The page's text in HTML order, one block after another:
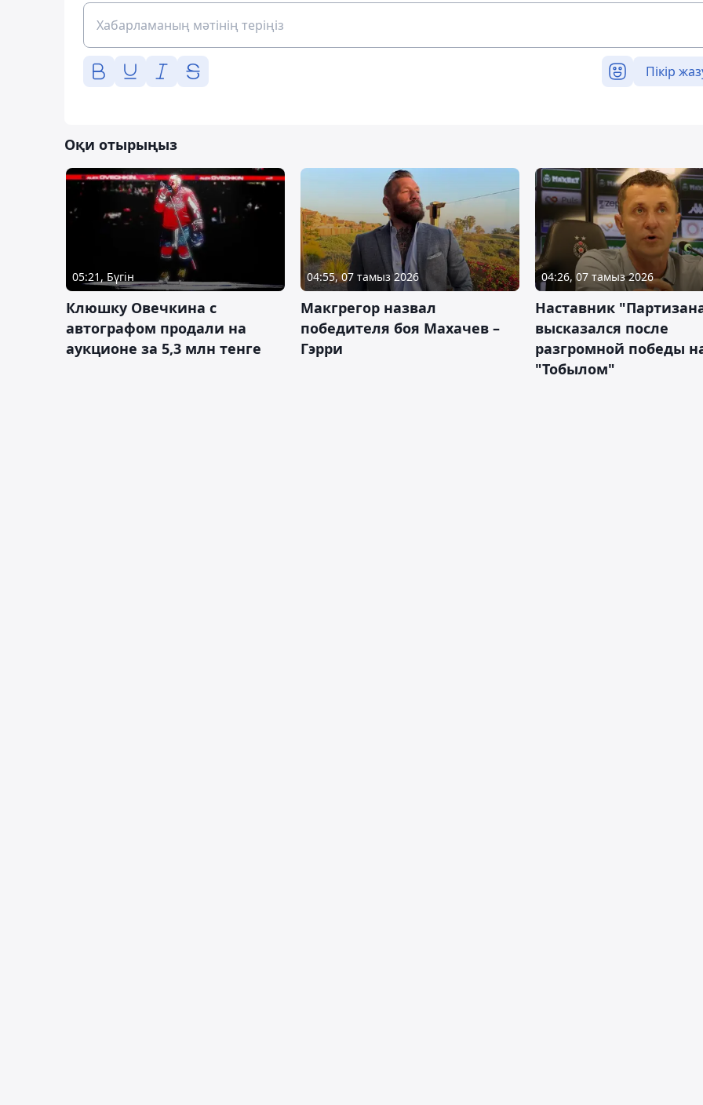
Пікір
Оқи отырыңыз
05:21, Бүгін
Клюшку Овечкина с
автографом продали на
аукционе за 5,3 млн тенге
04:55, 07 тамыз 2026
Макгрегор назвал
победителя боя Махачев –
Гэрри
04:26, 07 тамыз 2026
Наставник
высказался после
разгромной победы
"Тобылом"